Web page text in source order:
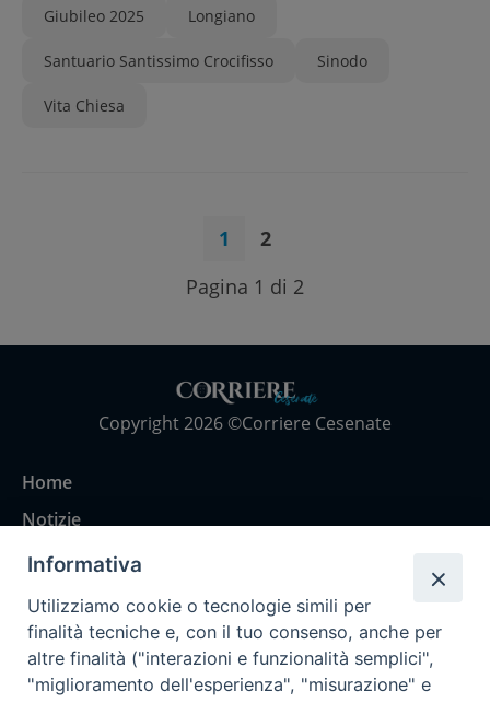
Giubileo 2025 Longiano
Santuario Santissimo Crocifisso Sinodo
Vita Chiesa
1
2
Pagina 1 di 2
Copyright 2026 ©Corriere Cesenate
Home
Notizie
Rubriche
Chi siamo
Come abbonarsi
Contatti
Informativa
Utilizziamo cookie o tecnologie simili per
finalità tecniche e, con il tuo consenso, anche per
altre finalità ("interazioni e funzionalità semplici",
"miglioramento dell'esperienza", "misurazione" e